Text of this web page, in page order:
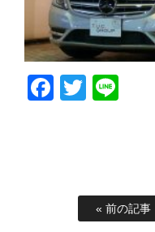
Facebook
Twitter
« 前の記事